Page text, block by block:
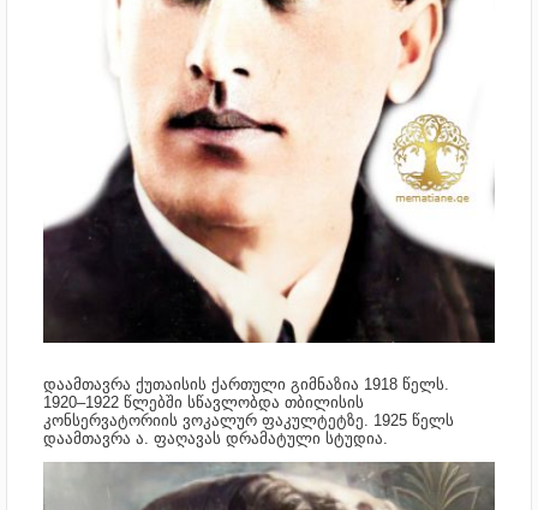
დაამთავრა ქუთაისის ქართული გიმნაზია 1918 წელს.
1920–1922 წლებში სწავლობდა თბილისის
კონსერვატორიის ვოკალურ ფაკულტეტზე. 1925 წელს
დაამთავრა ა. ფაღავას დრამატული სტუდია.